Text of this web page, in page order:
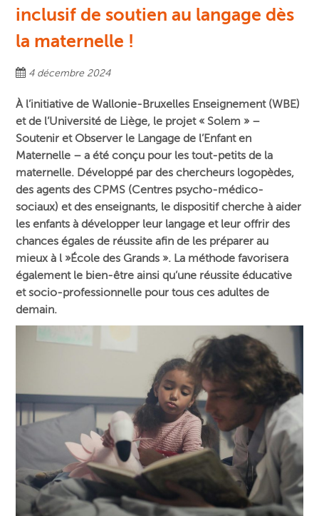
inclusif de soutien au langage dès
la maternelle !
4 décembre 2024
À l’initiative de Wallonie-Bruxelles Enseignement (WBE)
et de l’Université de Liège, le projet « Solem » –
Soutenir et Observer le Langage de l’Enfant en
Maternelle – a été conçu pour les tout-petits de la
maternelle. Développé par des chercheurs logopèdes,
des agents des CPMS (Centres psycho-médico-
sociaux) et des enseignants, le dispositifcherche à aider
les enfants à développer leur langage et leur offrir des
chances égales de réussite afin de les préparer au
mieux à l »École des Grands ». La méthode favorisera
également le bien-être ainsi qu’une réussite éducative
et socio-professionnelle pour tous ces adultes de
demain.